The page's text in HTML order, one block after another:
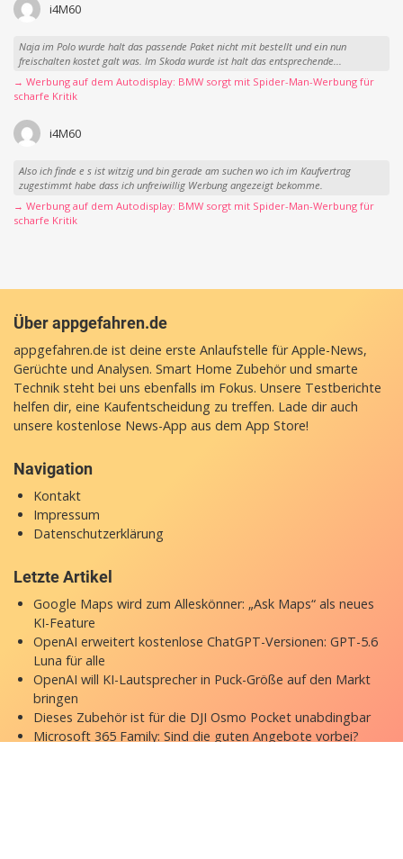
i4M60
Naja im Polo wurde halt das passende Paket nicht mit bestellt und ein nun
freischalten kostet galt was. Im Skoda wurde ist halt das entsprechende...
→ Werbung auf dem Autodisplay: BMW sorgt mit Spider-Man-Werbung für
scharfe Kritik
i4M60
Also ich finde e s ist witzig und bin gerade am suchen wo ich im Kaufvertrag
zugestimmt habe dass ich unfreiwillig Werbung angezeigt bekomme.
→ Werbung auf dem Autodisplay: BMW sorgt mit Spider-Man-Werbung für
scharfe Kritik
Über appgefahren.de
appgefahren.de ist deine erste Anlaufstelle für Apple-News,
Gerüchte und Analysen. Smart Home Zubehör und smarte
Technik steht bei uns ebenfalls im Fokus. Unsere Testberichte
helfen dir, eine Kaufentscheidung zu treffen. Lade dir auch
unsere kostenlose News-App aus dem App Store!
Navigation
Kontakt
Impressum
Datenschutzerklärung
Letzte Artikel
Google Maps wird zum Alleskönner: „Ask Maps“ als neues
KI-Feature
OpenAI erweitert kostenlose ChatGPT-Versionen: GPT-5.6
Luna für alle
OpenAI will KI-Lautsprecher in Puck-Größe auf den Markt
bringen
Dieses Zubehör ist für die DJI Osmo Pocket unabdingbar
Microsoft 365 Family: Sind die guten Angebote vorbei?